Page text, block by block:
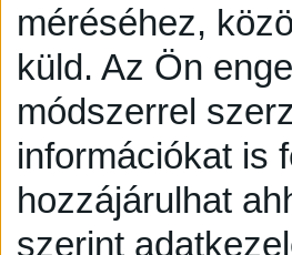
méréséhez,
küld. Az Ön
módszerrel
információkat is
hozzájárulhat
szerint